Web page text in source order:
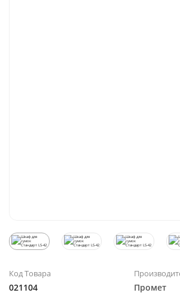
Код Товара
021104 Промет